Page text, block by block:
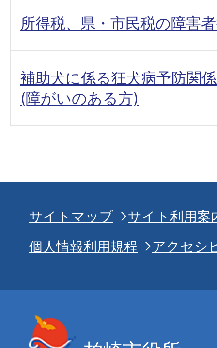
所得税、県・市民税の障害
補助犬に係る狂犬病予防関
(障がいのある方)
サイトマップ
サイト利用案
個人情報利用規程
アクセシ